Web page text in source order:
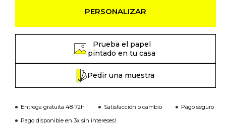
PERSONALIZAR
Prueba el papel
pintado en tu casa
Pedir una muestra
Entrega gratuita 48-72h Satisfacción o cambio
Pago seguro
Pago disponible en 3x sin intereses!